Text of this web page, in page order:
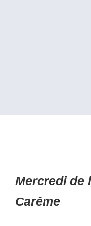
Mercredi de
Carême